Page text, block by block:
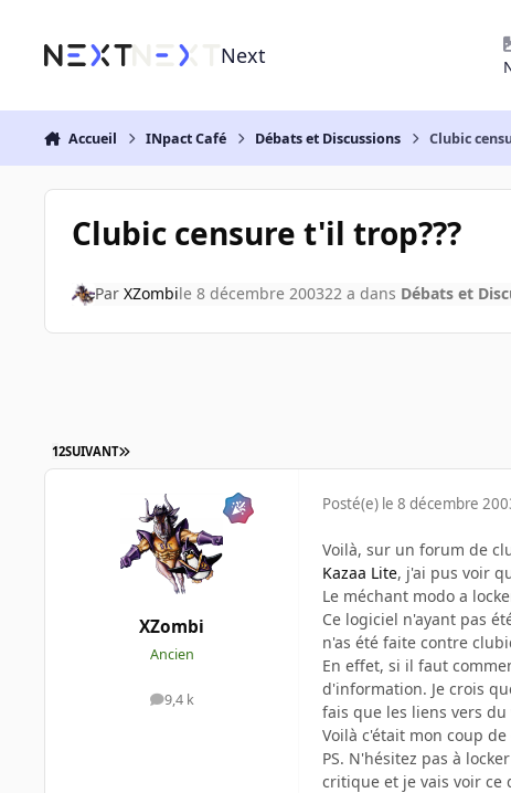
Next
Accueil INpact Café Débats et Discussions Clubic
Clubic censure t'il trop???
Par XZombile 8 décembre 200322 a dans Débats et
12SUIVANT
XZombi
Ancien
9,4 k
messages
Posté(e) le 8 décembre
Voilà, sur un forum de
Kazaa Lite, j'ai pus voir
Le méchant modo a
Ce logiciel n'ayant pas
n'as été faite contre
En effet, si il faut
d'information. Je crois
fais que les liens vers
Voilà c'était mon coup
PS. N'hésitez pas à
critique et je vais voir ce